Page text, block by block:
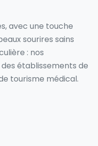
avec une touche
sourires sains
: nos
établissements de
tourisme médical.